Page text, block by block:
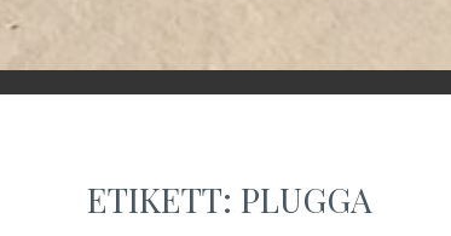
ETIKETT: PLUGGA